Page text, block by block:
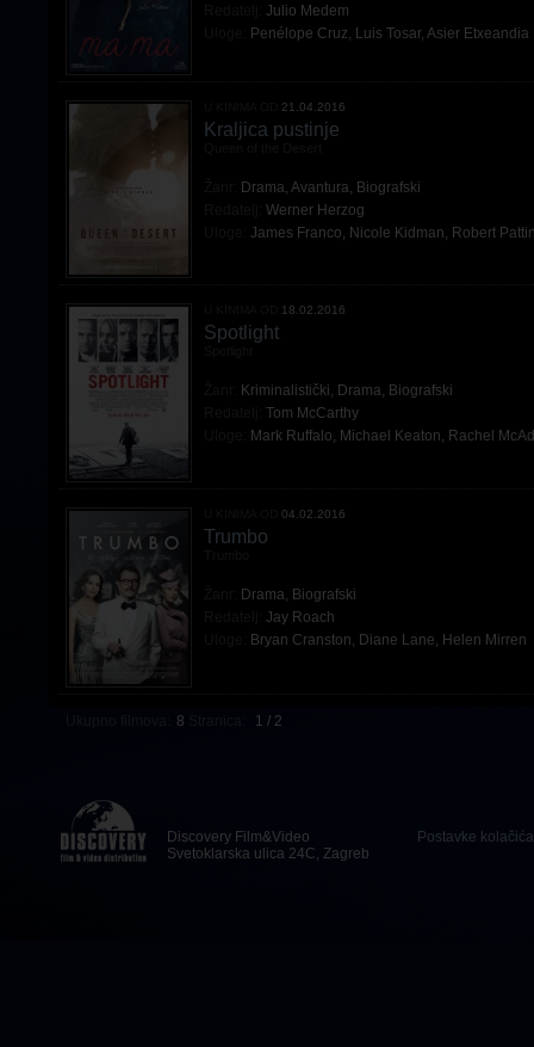
Julio Medem
Penélope Cruz, Luis Tosar, Asier Etxeandia
21.04.2016
Kraljica pustinje
Drama, Avantura, Biografski
Werner Herzog
James Franco, Nicole Kidman, Robert
18.02.2016
Spotlight
Kriminalistički, Drama, Biografski
Tom McCarthy
Mark Ruffalo, Michael Keaton, Rachel
04.02.2016
Trumbo
Drama, Biografski
Jay Roach
Bryan Cranston, Diane Lane, Helen Mirren
8 1 / 2
Discovery Film&Video
Svetoklarska ulica 24C, Zagreb
Postavke kolačića